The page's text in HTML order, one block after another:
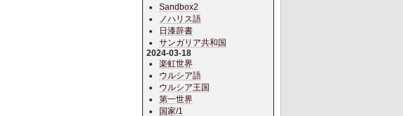
Sandbox2
ノハリス語
日漆辞書
サンガリア共和国
2024-03-18
楽虹世界
ウルシア語
ウルシア王国
第一世界
国家/1